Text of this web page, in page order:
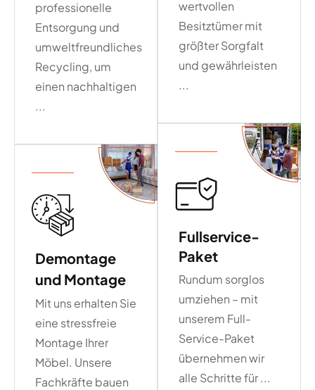
professionelle
Entsorgung und
umweltfreundliches
Recycling, um
einen nachhaltigen
...
Demontage
und Montage
Mit uns erhalten Sie
eine stressfreie
Montage Ihrer
Möbel. Unsere
Fachkräfte bauen
wertvollen
Besitztümer mit
größter Sorgfalt
und gewährleisten
...
Fullservice-
Paket
Rundum sorglos
umziehen – mit
unserem Full-
Service-Paket
übernehmen wir
alle Schritte für ...